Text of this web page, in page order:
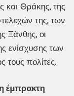
και Θράκης, της
της, των
Ξάνθης, οι
ενίσχυσης των
πολίτες.
έμπρακτη